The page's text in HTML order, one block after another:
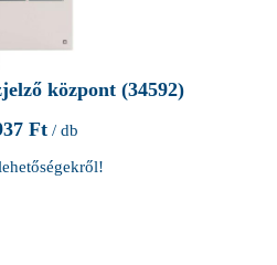
központ (34592)
Ft / db